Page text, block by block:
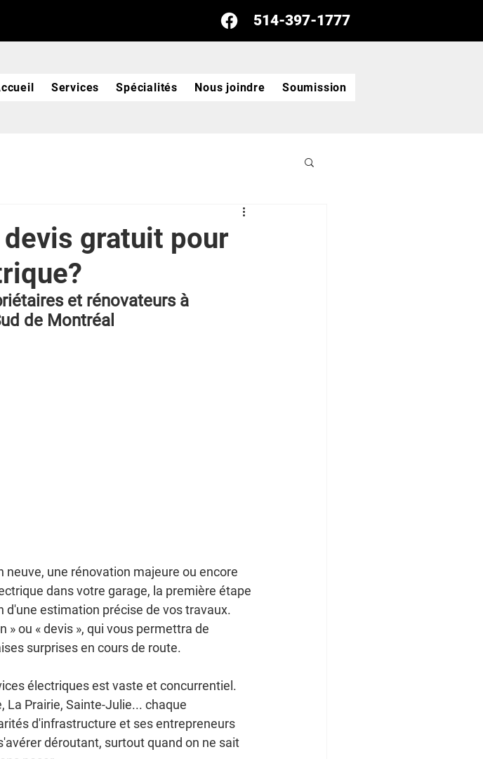
514-397-1777
gratuit pour
et rénovateurs à
de Montréal
une rénovation majeure ou encore
dans votre garage, la première étape
estimation précise de vos travaux.
ou « devis », qui vous permettra de
surprises en cours de route.
électriques est vaste et concurrentiel.
La Prairie, Sainte-Julie... chaque
d'infrastructure et ses entrepreneurs
déroutant, surtout quand on ne sait
Services Spécialités Nous joindre Soumission